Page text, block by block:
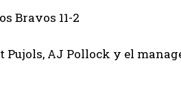
Bravos 11-2
AJ Pollock y el